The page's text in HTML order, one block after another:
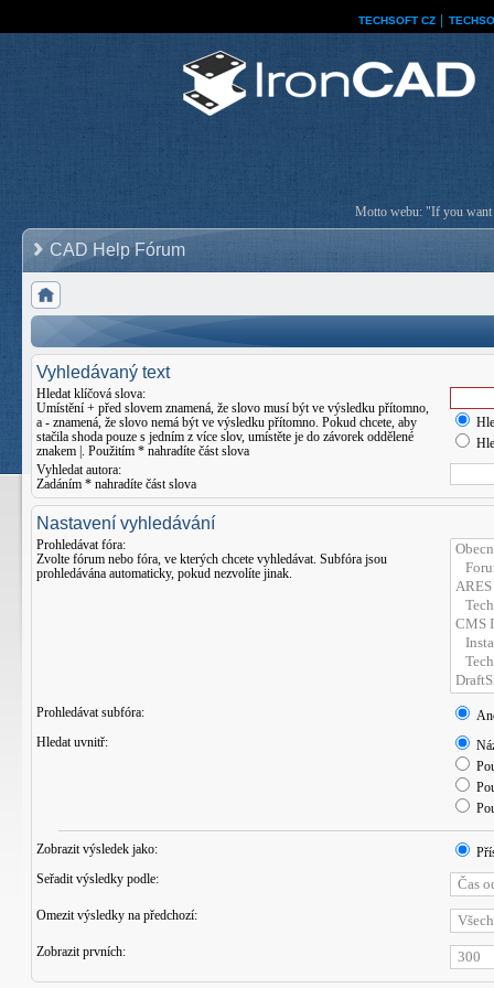
TECHSOFT CZ
Motto webu: "If you want
CAD Help Fórum
Vyhledávaný text
Hledat klíčová slova:
Umístění + před slovem znamená, že slovo musí být ve výsledku přítomno,
a - znamená, že slovo nemá být ve výsledku přítomno. Pokud chcete, aby
stačila shoda pouze s jedním z více slov, umístěte je do závorek oddělené
znakem . Použitím * nahradíte část slova
Vyhledat autora:
Zadáním * nahradíte část slova
Nastavení vyhledávání
Prohledávat fóra:
Zvolte fórum nebo fóra, ve kterých chcete vyhledávat. Subfóra jsou
prohledávána automaticky, pokud nezvolíte jinak.
Prohledávat subfóra:
Hledat uvnitř:
Zobrazit výsledek jako:
Seřadit výsledky podle:
Omezit výsledky na předchozí:
Zobrazit prvních: